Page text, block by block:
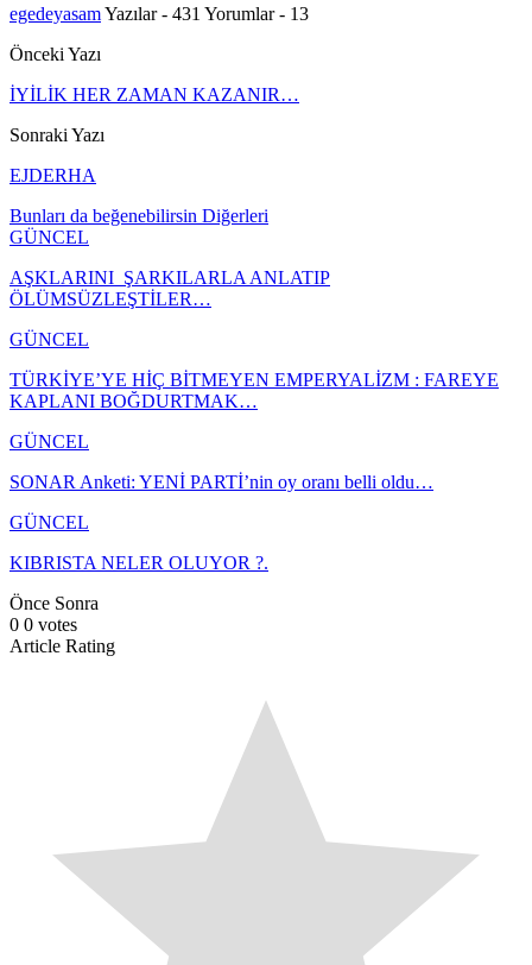
egedeyasamYazılar - 431 Yorumlar - 13
Önceki Yazı
İYİLİK HER ZAMAN KAZANIR…
Sonraki Yazı
EJDERHA
Bunları da beğenebilirsin Diğerleri
GÜNCEL
AŞKLARINI ŞARKILARLA ANLATIP
ÖLÜMSÜZLEŞTİLER…
GÜNCEL
TÜRKİYE’YE HİÇ BİTMEYEN EMPERYALİZM : FAREYE
KAPLANI BOĞDURTMAK…
GÜNCEL
SONAR Anketi: YENİ PARTİ’nin oy oranı belli oldu…
GÜNCEL
KIBRISTA NELER OLUYOR ?.
Önce Sonra
0 0 votes
Article Rating